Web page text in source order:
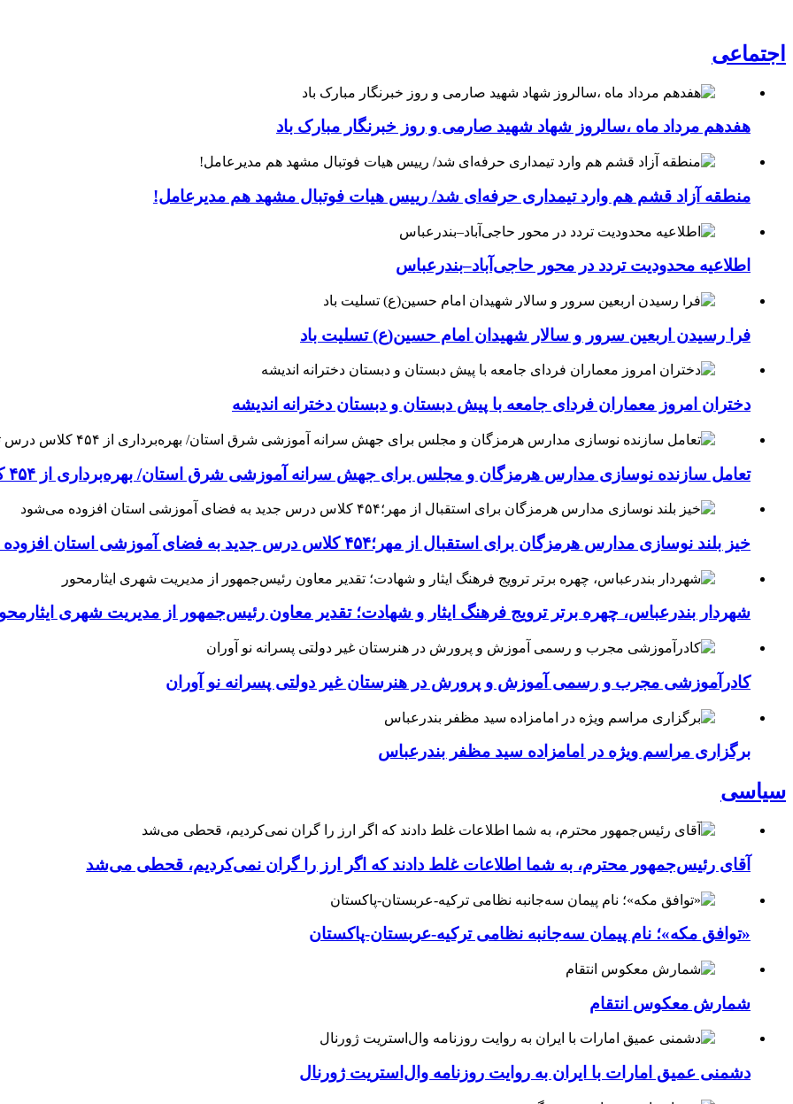
اجتماعی
هفدهم مرداد ماه ،سالروز شهاد شهید صارمی و روز خبرنگار مبارک باد
منطقه آزاد قشم هم وارد تیمداری حرفه‌ای شد/ رییس هیات فوتبال مشهد هم مدیرعامل!
اطلاعیه محدودیت تردد در محور حاجی‌آباد–بندرعباس
فرا رسیدن اربعین سرور و سالار شهیدان امام حسین(ع) تسلیت باد
دختران امروز معماران فردای جامعه با پیش دبستان و دبستان دخترانه اندیشه
تعامل سازنده نوسازی مدارس هرمزگان و مجلس برای جهش سرانه آموزشی شرق استان/ بهره‌برداری از ۴۵۴ کلاس درس تا مهرماه
خیز بلند نوسازی مدارس هرمزگان برای استقبال از مهر؛۴۵۴ کلاس درس جدید به فضای آموزشی استان افزوده می‌شود
شهردار بندرعباس، چهره برتر ترویج فرهنگ ایثار و شهادت؛ تقدیر معاون رئیس‌جمهور از مدیریت شهری
کادرآموزشی مجرب و رسمی آموزش و پرورش در هنرستان غیر دولتی پسرانه نو آوران
برگزاری مراسم ویژه در امامزاده سید مظفر بندرعباس
سیاسی
آقای رئیس‌جمهور محترم، به شما اطلاعات غلط دادند که اگر ارز را گران نمی‌کردیم، قحطی می‌شد
«توافق مکه»؛ نام پیمان سه‌جانبه نظامی ترکیه-عربستان-پاکستان
شمارش معکوس انتقام
دشمنی عمیق امارات با ایران به روایت روزنامه وال‌استریت ژورنال